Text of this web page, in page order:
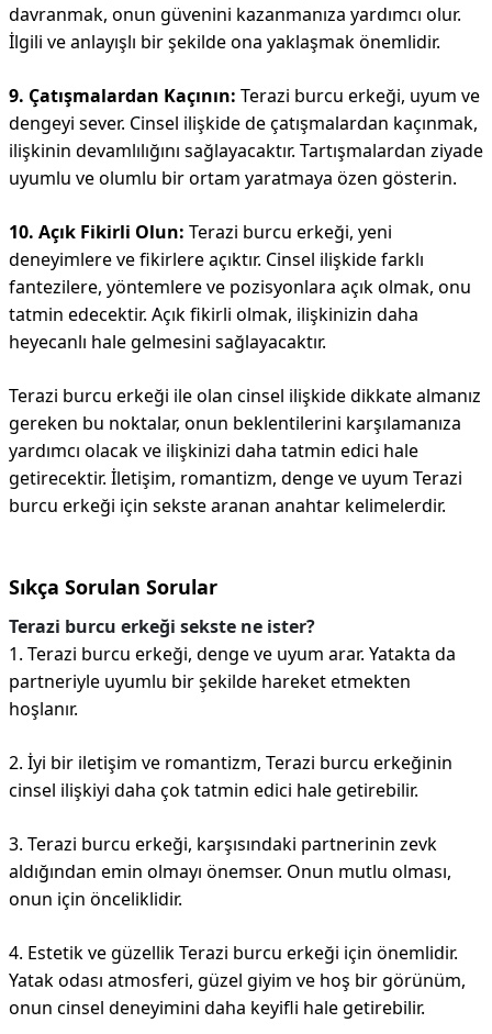
davranmak, onun güvenini kazanmanıza yardımcı olur.
İlgili ve anlayışlı bir şekilde ona yaklaşmak önemlidir.
9. Çatışmalardan Kaçının: Terazi burcu erkeği, uyum ve
dengeyi sever. Cinsel ilişkide de çatışmalardan kaçınmak,
ilişkinin devamlılığını sağlayacaktır. Tartışmalardan ziyade
uyumlu ve olumlu bir ortam yaratmaya özen gösterin.
10. Açık Fikirli Olun: Terazi burcu erkeği, yeni
deneyimlere ve fikirlere açıktır. Cinsel ilişkide farklı
fantezilere, yöntemlere ve pozisyonlara açık olmak, onu
tatmin edecektir. Açık fikirli olmak, ilişkinizin daha
heyecanlı hale gelmesini sağlayacaktır.
Terazi burcu erkeği ile olan cinsel ilişkide dikkate almanız
gereken bu noktalar, onun beklentilerini karşılamanıza
yardımcı olacak ve ilişkinizi daha tatmin edici hale
getirecektir. İletişim, romantizm, denge ve uyum Terazi
burcu erkeği için sekste aranan anahtar kelimelerdir.
Sıkça Sorulan Sorular
Terazi burcu erkeği sekste ne ister?
1. Terazi burcu erkeği, denge ve uyum arar. Yatakta da
partneriyle uyumlu bir şekilde hareket etmekten
hoşlanır.
2. İyi bir iletişim ve romantizm, Terazi burcu erkeğinin
cinsel ilişkiyi daha çok tatmin edici hale getirebilir.
3. Terazi burcu erkeği, karşısındaki partnerinin zevk
aldığından emin olmayı önemser. Onun mutlu olması,
onun için önceliklidir.
4. Estetik ve güzellik Terazi burcu erkeği için önemlidir.
Yatak odası atmosferi, güzel giyim ve hoş bir görünüm,
onun cinsel deneyimini daha keyifli hale getirebilir.